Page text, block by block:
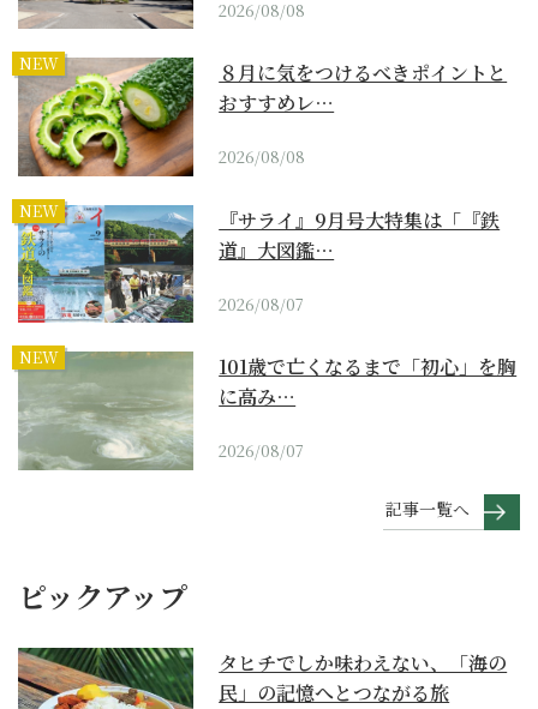
2026/08/08
NEW
８月に気をつけるべきポイントと
おすすめレ…
2026/08/08
NEW
『サライ』9月号大特集は「『鉄
道』大図鑑…
2026/08/07
NEW
101歳で亡くなるまで「初心」を胸
に高み…
2026/08/07
記事一覧へ
ピックアップ
タヒチでしか味わえない、「海の
民」の記憶へとつながる旅